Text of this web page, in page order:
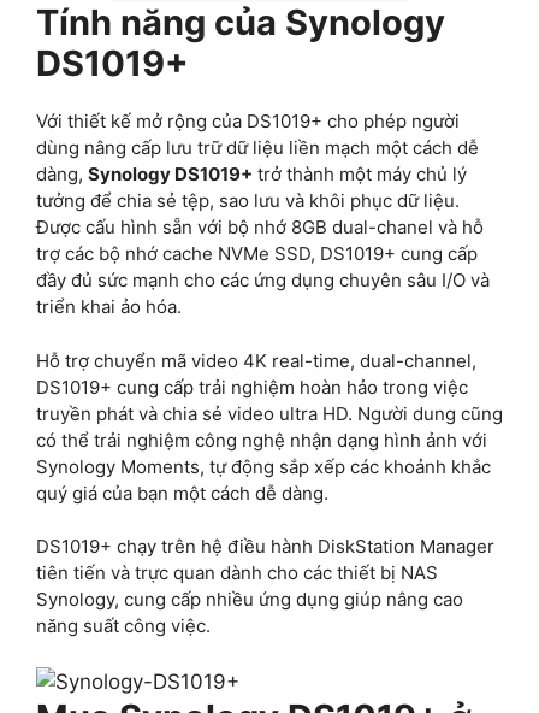
Tính năng của Synology
DS1019+
Với thiết kế mở rộng của DS1019+ cho phép người
dùng nâng cấp lưu trữ dữ liệu liền mạch một cách dễ
dàng, Synology DS1019+ trở thành một máy chủ lý
tưởng để chia sẻ tệp, sao lưu và khôi phục dữ liệu.
Được cấu hình sẵn với bộ nhớ 8GB dual-chanel và hỗ
trợ các bộ nhớ cache NVMe SSD, DS1019+ cung cấp
đầy đủ sức mạnh cho các ứng dụng chuyên sâu I/O và
triển khai ảo hóa.
Hỗ trợ chuyển mã video 4K real-time, dual-channel,
DS1019+ cung cấp trải nghiệm hoàn hảo trong việc
truyền phát và chia sẻ video ultra HD. Người dung cũng
có thể trải nghiệm công nghệ nhận dạng hình ảnh với
Synology Moments, tự động sắp xếp các khoảnh khắc
quý giá của bạn một cách dễ dàng.
DS1019+ chạy trên hệ điều hành DiskStation Manager
tiên tiến và trực quan dành cho các thiết bị NAS
Synology, cung cấp nhiều ứng dụng giúp nâng cao
năng suất công việc.